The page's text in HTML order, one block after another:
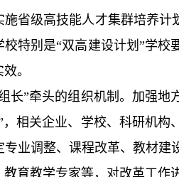
施省级高技能人才集群培养
特别是“双高建设计划”学
。
”牵头的组织机制。加强地
，相关企业、学校、科研机
专业调整、课程改革、教材
教育教学专家等，对改革工作